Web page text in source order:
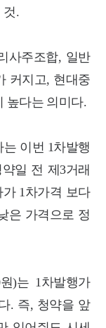
것.
사주조합, 일반
커지고, 현대중
높다는 의미다.
이번 1차발행
일 전 제3거래
1차가격 보다
은 가격으로 정
)는 1차발행가
. 즉, 청약을 앞